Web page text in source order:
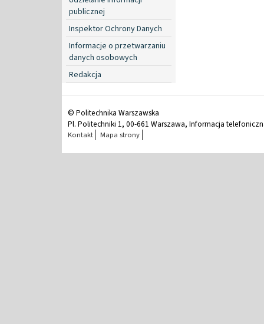
publicznej
Inspektor Ochrony Danych
Informacje o przetwarzaniu
danych osobowych
Redakcja
© Politechnika Warszawska
Pl. Politechniki 1, 00-661 Warszawa, Informacja
Kontakt Mapa strony